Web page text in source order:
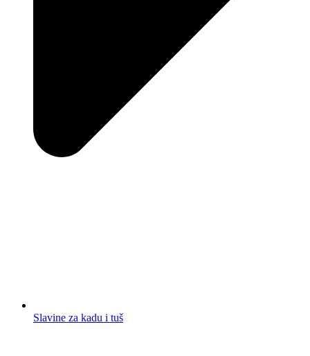
Slavine za kadu i tuš